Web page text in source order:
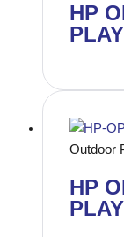
HP
Outdoor
HP